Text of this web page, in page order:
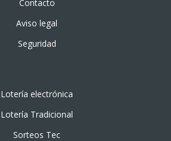
Contacto
Aviso legal
Seguridad
Lotería electrónica
Lotería Tradicional
Sorteos Tec